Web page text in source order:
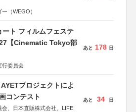
（WEGO）
ート フィルムフェステ
【Cinematic Tokyo部
行委員会
あと 178 日
プロジェクトによ
コンテスト
、日本直販株式会社、LIFE
あと 34 日